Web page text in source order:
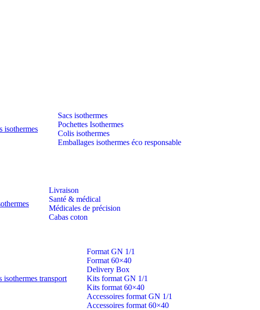
isothermes
Sacs isothermes
Pochettes Isothermes
Colis isothermes
Emballages isothermes éco responsable
Livraison
Santé & médical
Médicales de précision
Cabas coton
isothermes transport
Format GN 1/1
Format 60×40
Delivery Box
Kits format GN 1/1
Kits format 60×40
Accessoires format GN 1/1
Accessoires format 60×40